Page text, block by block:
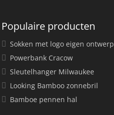
Populaire producten
Sokken met logo eigen ontwerp
Powerbank Cracow
Sleutelhanger Milwaukee
Looking Bamboo zonnebril
Bamboe pennen hal